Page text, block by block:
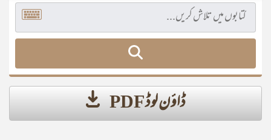
ڈاؤن لوڈ PDF